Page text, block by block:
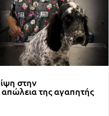
στην
της αγαπητής